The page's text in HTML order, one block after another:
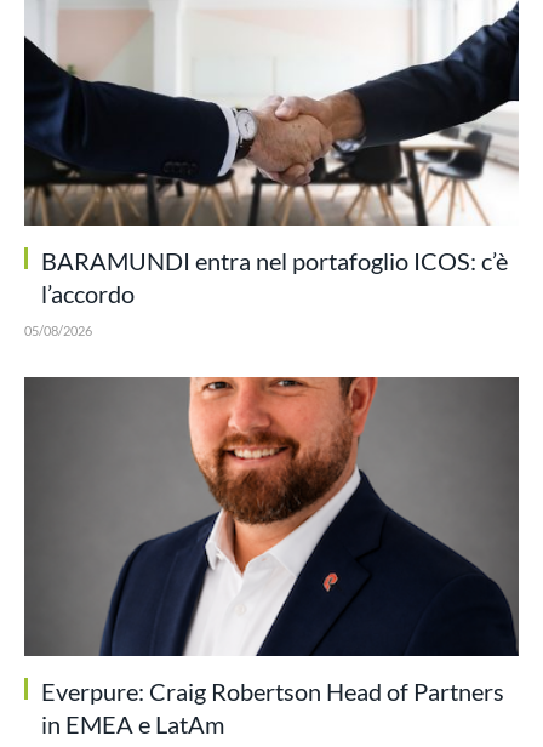
BARAMUNDI entra nel portafoglio ICOS: c’è
l’accordo
05/08/2026
Everpure: Craig Robertson Head of Partners
in EMEA e LatAm